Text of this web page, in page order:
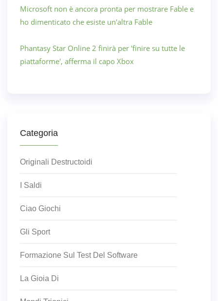
Microsoft non è ancora pronta per mostrare Fable e
ho dimenticato che esiste un'altra Fable
Phantasy Star Online 2 finirà per 'finire su tutte le
piattaforme', afferma il capo Xbox
Categoria
Originali Destructoidi
I Saldi
Ciao Giochi
Gli Sport
Formazione Sul Test Del Software
La Gioia Di